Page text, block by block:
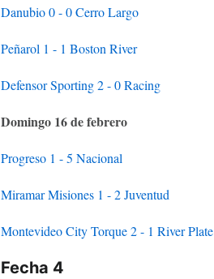
Danubio 0 - 0 Cerro Largo
Peñarol 1 - 1 Boston River
Defensor Sporting 2 - 0 Racing
Domingo 16 de febrero
Progreso 1 - 5 Nacional
Miramar Misiones 1 - 2 Juventud
Montevideo City Torque 2 - 1 River Plate
Fecha 4